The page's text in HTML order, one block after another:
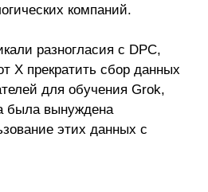
компаний.
разногласия с DPC,
X прекратить сбор данных
для обучения Grok,
была вынуждена
этих данных с